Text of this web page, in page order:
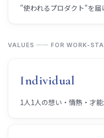
"使われるプロダクト"を届
VALUES ── FOR WORK-
Individual
1人1人の想い・情熱・才